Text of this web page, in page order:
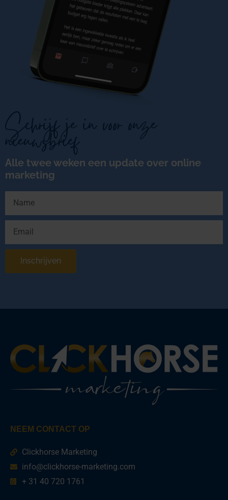
Schrijf je in voor onze
nieuwsbrief
Alle twee weken een update over online
marketing
Inschrijven
NEEM CONTACT OP
Clickhorse Marketing
info@clickhorse-marketing.com
+ 31 40 720 1761